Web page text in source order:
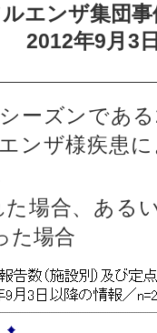
エンザ集団
～2013
ーズンである
ンザ様疾患
場合、ある
た場合